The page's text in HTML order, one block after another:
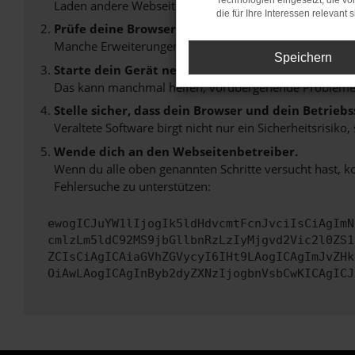
Laden andere Webseiten, zum Beispiel deine
Prüfe deine Browsererweiterungen.
Manche Erweiterungen, wie Werbeblocker, können
Starte dein Gerät neu.
Das kann manchmal helfen, vorübergehende
Stelle sicher, dass dein Browser und dein
Veraltete Software birgt nicht nur ein
Wende dich an den Webseitenbetreiber.
Wenn du alle oben genannten Schritte versucht hast,
Fehlersuche zu unterstützen:
die für Ihre Interessen relevant
Speichern